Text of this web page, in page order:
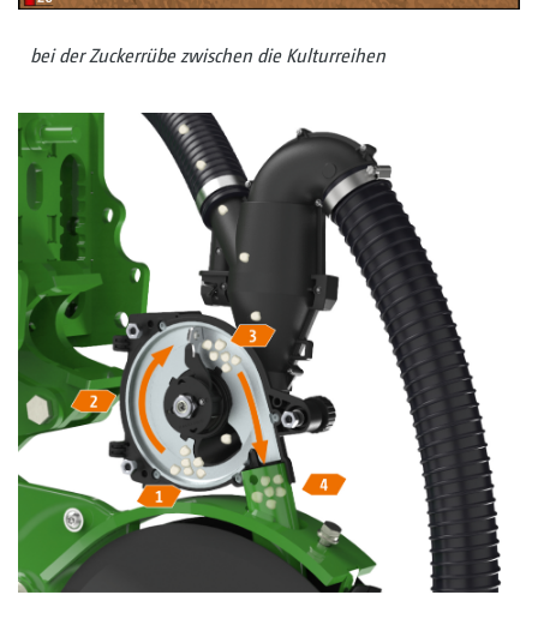
bei der Zuckerrübe zwischen die Kulturreihen